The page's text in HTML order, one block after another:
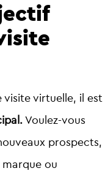
virtuelle, il est
Voulez-vous
prospects,
ou